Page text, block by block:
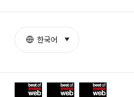
Awards
More
한국어 select (click to display)